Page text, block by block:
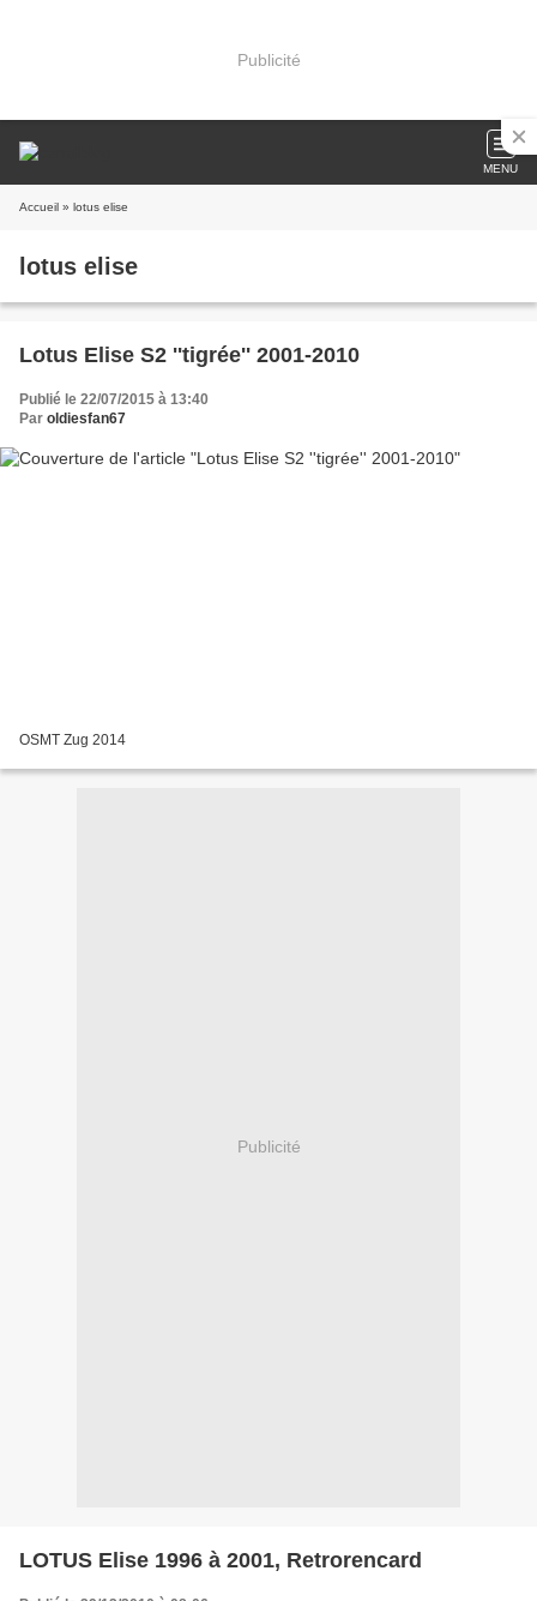
Publicité
MENU
Accueil » lotus elise
lotus elise
Lotus Elise S2 ''tigrée'' 2001-2010
Publié le 22/07/2015 à 13:40
Par oldiesfan67
OSMT Zug 2014
Publicité
LOTUS Elise 1996 à 2001, Retrorencard